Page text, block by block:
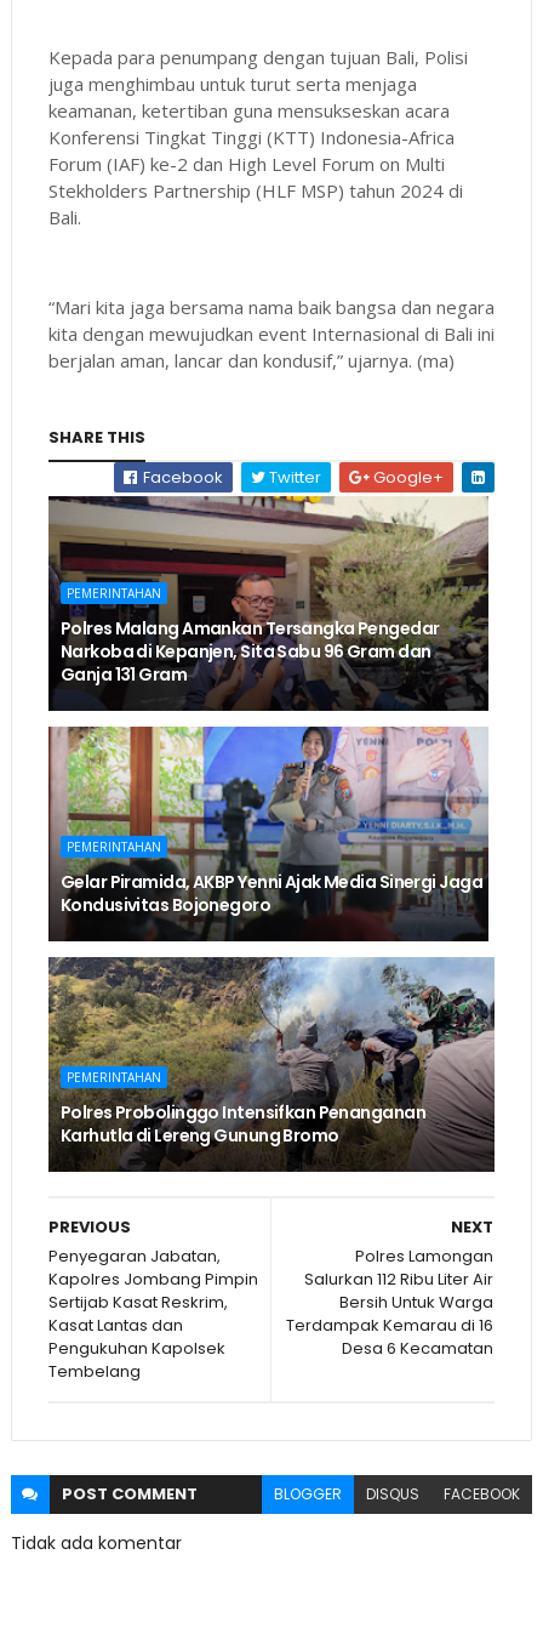
Kepada para penumpang dengan tujuan Bali, Polisi
juga menghimbau untuk turut serta menjaga
keamanan, ketertiban guna mensukseskan acara
Konferensi Tingkat Tinggi (KTT) Indonesia-Africa
Forum (IAF) ke-2 dan High Level Forum on Multi
Stekholders Partnership (HLF MSP) tahun 2024 di
Bali.
“Mari kita jaga bersama nama baik bangsa dan negara
kita dengan mewujudkan event Internasional di Bali ini
berjalan aman, lancar dan kondusif,” ujarnya. (ma)
SHARE THIS
Facebook
Twitter Google+
PEMERINTAHAN
Polres Malang Amankan Tersangka Pengedar
Narkoba di Kepanjen, Sita Sabu 96 Gram dan
Ganja 131 Gram
PEMERINTAHAN
Gelar Piramida, AKBP Yenni Ajak Media Sinergi Jaga
Kondusivitas Bojonegoro
PEMERINTAHAN
Polres Probolinggo Intensifkan Penanganan
Karhutla di Lereng Gunung Bromo
NEXT
Polres Lamongan
Salurkan 112 Ribu Liter Air
Bersih Untuk Warga
Terdampak Kemarau di 16
Desa 6 Kecamatan
PREVIOUS
Penyegaran Jabatan,
Kapolres Jombang Pimpin
Sertijab Kasat Reskrim,
Kasat Lantas dan
Pengukuhan Kapolsek
Tembelang
POST COMMENT BLOGGER DISQUS FACEBOOK
Tidak ada komentar